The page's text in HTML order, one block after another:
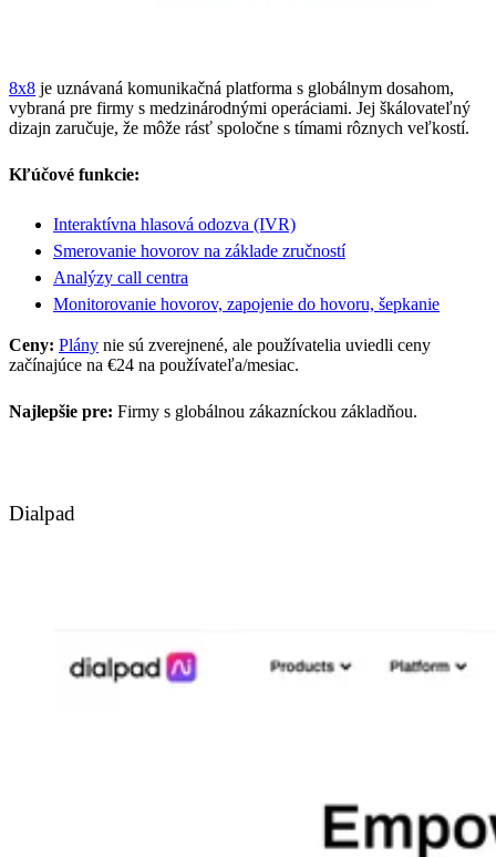
8x8 je uznávaná komunikačná platforma s globálnym dosahom,
vybraná pre firmy s medzinárodnými operáciami. Jej škálovateľný
dizajn zaručuje, že môže rásť spoločne s tímami rôznych veľkostí.
Kľúčové funkcie:
Interaktívna hlasová odozva (IVR)
Smerovanie hovorov na základe zručností
Analýzy call centra
Monitorovanie hovorov, zapojenie do hovoru, šepkanie
Ceny: Plány nie sú zverejnené, ale používatelia uviedli ceny
začínajúce na €24 na používateľa/mesiac.
Najlepšie pre: Firmy s globálnou zákazníckou základňou.
Dialpad